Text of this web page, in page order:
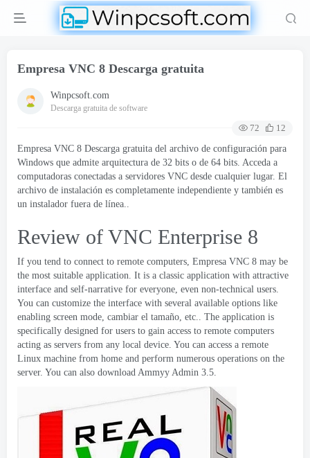
Empresa VNC 8 Descarga gratuita
Winpcsoft.com
Descarga gratuita de software
72
12
Empresa VNC 8 Descarga gratuita del archivo de configuración para
Windows que admite arquitectura de 32 bits o de 64 bits. Acceda a
computadoras conectadas a servidores VNC desde cualquier lugar. El
archivo de instalación es completamente independiente y también es
un instalador fuera de línea..
Review of VNC Enterprise 8
If you tend to connect to remote computers, Empresa VNC 8 may be
the most suitable application. It is a classic application with attractive
interface and self-narrative for everyone, even non-technical users.
You can customize the interface with several available options like
enabling screen mode, cambiar el tamaño, etc.. The application is
specifically designed for users to gain access to remote computers
acting as servers from any local device. You can access a remote
Linux machine from home and perform numerous operations on the
server. You can also download Ammyy Admin 3.5.